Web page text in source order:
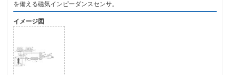
を備える磁気インピーダンスセンサ。
イメージ図